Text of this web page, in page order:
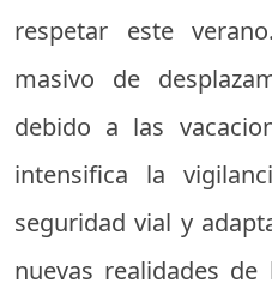
respetar este
masivo de
debido a las
intensifica la
seguridad vial y
nuevas realidades